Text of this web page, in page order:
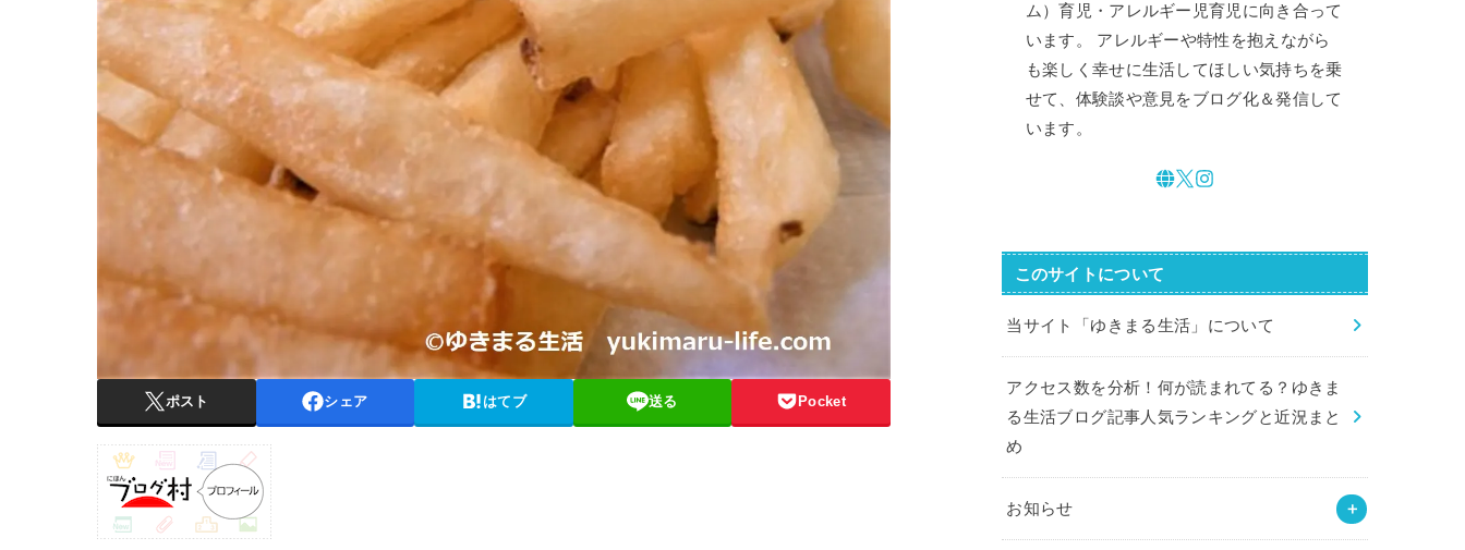
ポスト シェア はてブ 送る Pocket
ム）育児・アレルギー児育児に向き合って
います。 アレルギーや特性を抱えながら
も楽しく幸せに生活してほしい気持ちを乗
せて、体験談や意見をブログ化＆発信して
います。
このサイトについて
当サイト「ゆきまる生活」について
アクセス数を分析！何が読まれてる？ゆきま
る生活ブログ記事人気ランキングと近況まと
め
お知らせ